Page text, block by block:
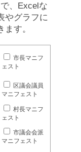
、Excelな
やグラフに
す。
市長マニフ
ェスト
区議会議員
マニフェスト
村長マニフ
ェスト
市議会会派
マニフェスト